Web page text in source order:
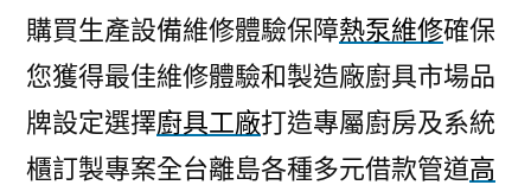
購買生產設備維修體驗保障熱泵維修確保
您獲得最佳維修體驗和製造廠廚具市場品
牌設定選擇廚具工廠打造專屬廚房及系統
櫃訂製專案全台離島各種多元借款管道高